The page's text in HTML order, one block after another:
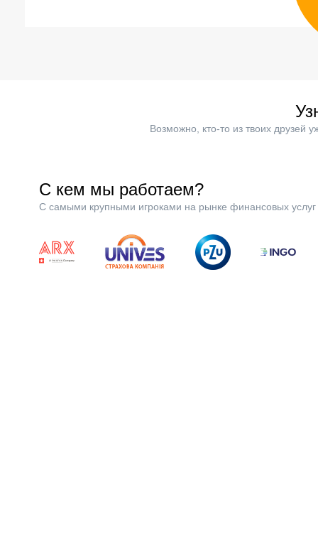
Возможно, кто-то из твоих друзей
С кем мы работаем?
С самыми крупными игроками на рынке финансовых услуг